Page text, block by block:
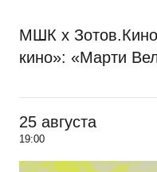
МШК х Зотов.Кино
кино»: «Марти
25 августа
19:00